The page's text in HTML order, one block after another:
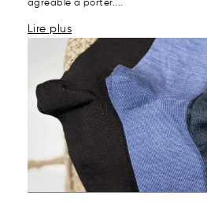
agréable à porter....
Lire plus